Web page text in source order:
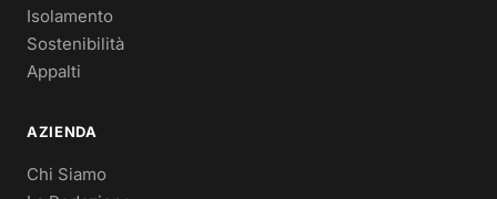
Isolamento
Sostenibilità
Appalti
AZIENDA
Chi Siamo